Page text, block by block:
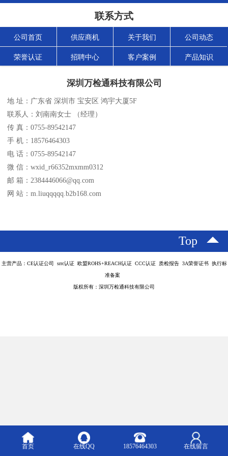
联系方式
公司首页 供应商机 关于我们 公司动态
荣誉认证 招聘中心 客户案例 产品知识
深圳万检通科技有限公司
地 址：广东省 深圳市 宝安区 鸿宇大厦5F
联系人：刘南南女士 （经理）
传 真：0755-89542147
手 机：18576464303
电 话：0755-89542147
微 信：wxid_r66352mxmm0312
邮 箱：2384446066@qq.com
网 站：m.liuqqqqq.b2b168.com
Top
主营产品：CE认证公司 srrc认证 欧盟ROHS+REACH认证 CCC认证 质检报告 3A荣誉证书 执行标
准备案
版权所有：深圳万检通科技有限公司
首页 在线QQ 18576464303 在线留言